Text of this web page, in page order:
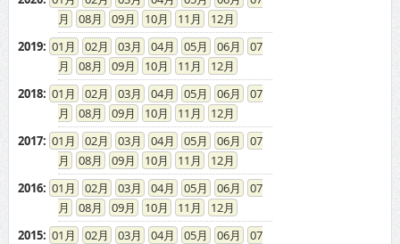
08
09 10 11
12
2019: 01 02 03 04 05 06
07
08
09 10 11
12
2018: 01 02 03 04 05 06
07
08
09 10 11
12
2017: 01 02 03 04 05 06
07
08
09 10 11
12
2016: 01 02 03 04 05 06
07
08
09 10 11
12
2015: 01 02 03 04 05 06
07